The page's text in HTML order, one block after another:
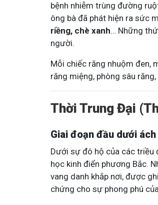
bệnh nhiễm trùng đường
ông bà đã phát hiện ra sức
riềng, chè xanh… Những
người.
Mỗi chiếc răng nhuộm đen,
răng miệng, phòng sâu
Thời Trung Đại
Giai đoạn đầu dưới
Dưới sự đô hộ của các triều
học kinh điển phương Bắc.
vang danh khắp nơi, được
chứng cho sự phong phú